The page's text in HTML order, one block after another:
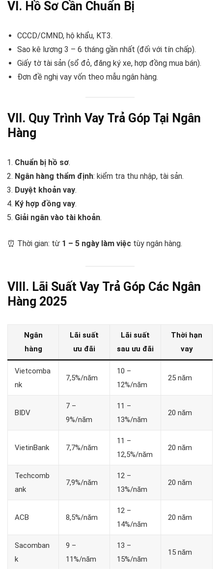
VI. Hồ Sơ Cần Chuẩn Bị
CCCD/CMND, hộ khẩu, KT3.
Sao kê lương 3 – 6 tháng gần nhất (đối với tín chấp).
Giấy tờ tài sản (sổ đỏ, đăng ký xe, hợp đồng mua bán).
Đơn đề nghị vay vốn theo mẫu ngân hàng.
VII. Quy Trình Vay Trả Góp Tại Ngân
Hàng
Chuẩn bị hồ sơ.
Ngân hàng thẩm định: kiểm tra thu nhập, tài sản.
Duyệt khoản vay.
Ký hợp đồng vay.
Giải ngân vào tài khoản.
⏰ Thời gian: từ 1 – 5 ngày làm việc tùy ngân hàng.
VIII. Lãi Suất Vay Trả Góp Các Ngân
Hàng 2025
Ngân
hàng
Lãi suất
ưu đãi
Lãi suất
sau ưu đãi
Thời hạn
vay
Vietcomba
nk
7,5%/năm
10 –
12%/năm
25 năm
BIDV
7 –
9%/năm
11 –
13%/năm
20 năm
VietinBank 7,7%/năm
11 –
12,5%/năm
20 năm
Techcomb
ank
7,9%/năm
12 –
13%/năm
20 năm
ACB 8,5%/năm
12 –
14%/năm
20 năm
Sacomban
k
9 –
11%/năm
13 –
15%/năm
15 năm